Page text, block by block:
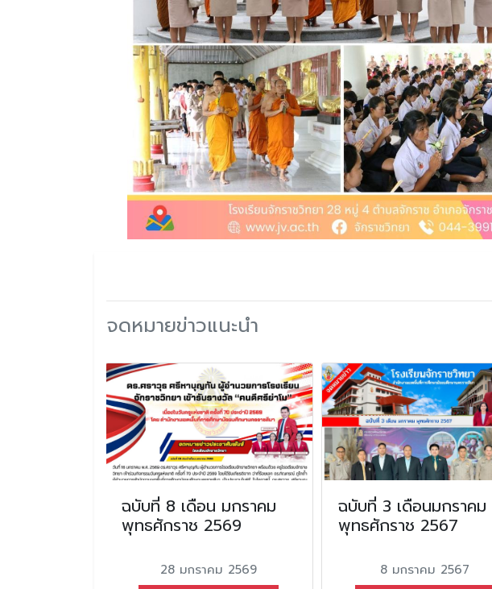
จดหมายข่าวแนะนำ
ฉบับที่ 8 เดือน มกราคม
พุทธศักราช 2569
28 มกราคม 2569
ฉบับที่ 3 เดือนมกราคม
พุทธศักราช 2567
8 มกราคม 2567